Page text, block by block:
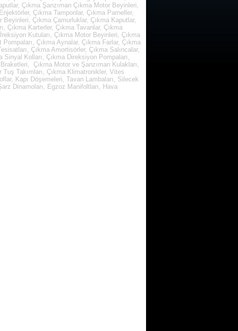
Çıkma Şanzıman Çıkma Motor Beyinleri,
Çıkma Tamponlar, Çıkma Parneller,
Beyinleri, Çıkma Çamurluklar, Çıkma Kaputlar,
Çıkma Karterler, Çıkma Tavanlar, Çıkma
Kutuları, Çıkma Motor Beyinleri, Çıkma
Çıkma Aynalar, Çıkma Farlar, Çıkma
Çıkma Amortisörler, Çıkma Salıncalar,
Sinyal Kolları, Çıkma Direksiyon Pompaları,
Çıkma Motor ve Şanzıman Kulakları,
Takımları, Çıkma Klimatronikler, Vites
Kapı Döşemeleri, Tavan Lambaları, Silecek
Dinamoları, Egzoz Manifoltları, Hava